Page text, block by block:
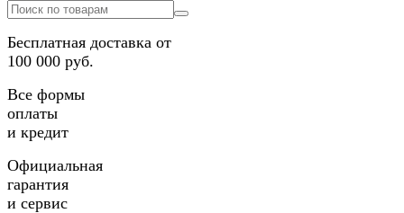
Бесплатная доставка от
100 000 руб.
Все формы
оплаты
и кредит
Официальная
гарантия
и сервис